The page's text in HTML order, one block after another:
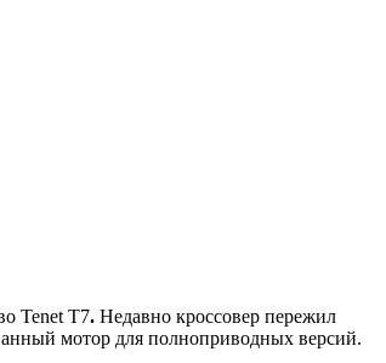
Tenet T7. Недавно кроссовер пережил
мотор для полноприводных версий.